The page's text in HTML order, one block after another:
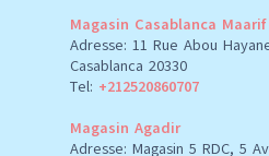
Magasin Casablanca Maarif
Adresse: 11 Rue Abou
Casablanca 20330
Tel: +212520860707
Magasin Agadir
Adresse: Magasin 5 RDC, 5